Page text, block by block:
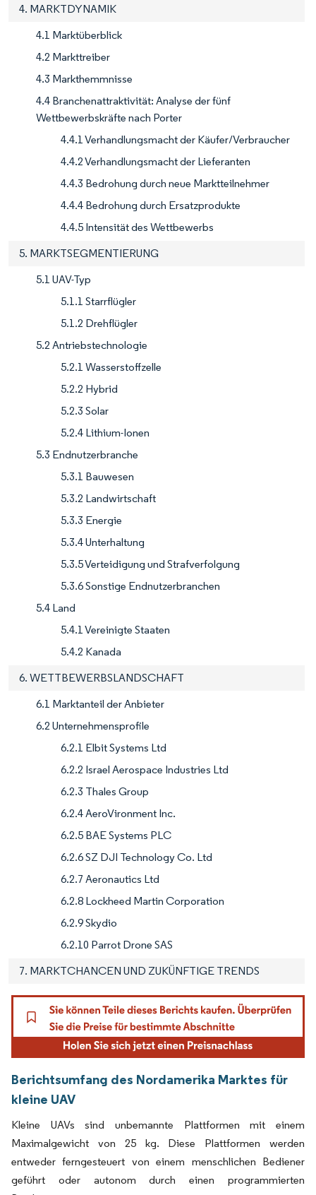
4. MARKTDYNAMIK
4.1 Marktüberblick
4.2 Markttreiber
4.3 Markthemmnisse
4.4 Branchenattraktivität: Analyse der fünf
Wettbewerbskräfte nach Porter
4.4.1 Verhandlungsmacht der Käufer/Verbraucher
4.4.2 Verhandlungsmacht der Lieferanten
4.4.3 Bedrohung durch neue Marktteilnehmer
4.4.4 Bedrohung durch Ersatzprodukte
4.4.5 Intensität des Wettbewerbs
5. MARKTSEGMENTIERUNG
5.1 UAV-Typ
5.1.1 Starrflügler
5.1.2 Drehflügler
5.2 Antriebstechnologie
5.2.1 Wasserstoffzelle
5.2.2 Hybrid
5.2.3 Solar
5.2.4 Lithium-Ionen
5.3 Endnutzerbranche
5.3.1 Bauwesen
5.3.2 Landwirtschaft
5.3.3 Energie
5.3.4 Unterhaltung
5.3.5 Verteidigung und Strafverfolgung
5.3.6 Sonstige Endnutzerbranchen
5.4 Land
5.4.1 Vereinigte Staaten
5.4.2 Kanada
6. WETTBEWERBSLANDSCHAFT
6.1 Marktanteil der Anbieter
6.2 Unternehmensprofile
6.2.1 Elbit Systems Ltd
6.2.2 Israel Aerospace Industries Ltd
6.2.3 Thales Group
6.2.4 AeroVironment Inc.
6.2.5 BAE Systems PLC
6.2.6 SZ DJI Technology Co. Ltd
6.2.7 Aeronautics Ltd
6.2.8 Lockheed Martin Corporation
6.2.9 Skydio
6.2.10 Parrot Drone SAS
7. MARKTCHANCEN UND ZUKÜNFTIGE TRENDS
Berichtsumfang des Nordamerika Marktes für
kleine UAV
Kleine UAVs sind unbemannte Plattformen mit einem
Maximalgewicht von 25 kg. Diese Plattformen werden
entweder ferngesteuert von einem menschlichen Bediener
geführt oder autonom durch einen programmierten